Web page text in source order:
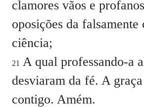
clamores vãos e
oposições da falsamente
ciência;
21 A qual professando-a
desviaram da fé. A graça
contigo. Amém.